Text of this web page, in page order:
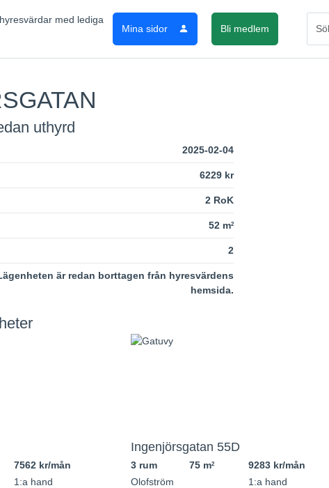
Mina sidor Bli medlem
uthyrd
2025-02-04
6229 kr
2 RoK
52 m2
2
är redan borttagen från hyresvärdens
hemsida.
7562 kr/mån
1:a hand
Ingenjörsgatan 55D
3 rum 75 m2
9283 kr/mån
Olofström
1:a hand